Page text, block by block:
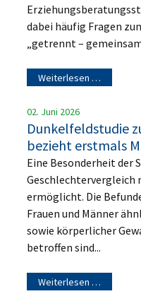
dabei häufig Fragen
„getrennt –
Weiterlesen …
02. Juni 2026
Dunkelfeldstudie
bezieht erstmals
Eine Besonderheit der
ermöglicht. Die
Frauen und Männer
sowie körperlicher
betroffen sind...
Weiterlesen …